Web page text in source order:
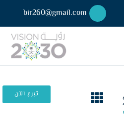
bir260@gmail.com
تبرع الآن